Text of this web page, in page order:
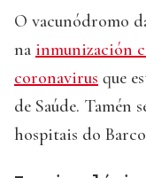
O vacunódromo
na inmunización
coronavirus que
de Saúde. Tamén
hospitais do